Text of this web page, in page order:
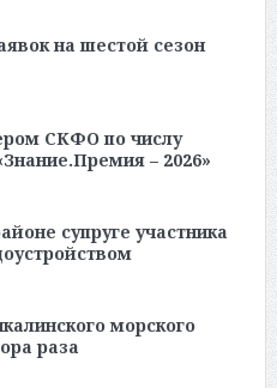
на шестой сезон
СКФО по числу
– 2026»
супруге участника
морского
раза